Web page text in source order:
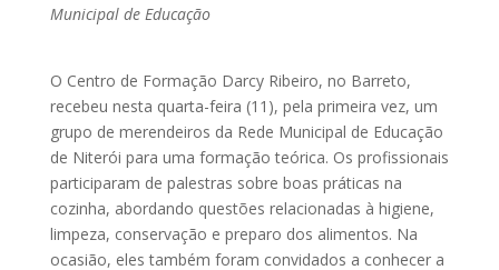
Municipal de Educação
O Centro de Formação Darcy Ribeiro, no Barreto,
recebeu nesta quarta-feira (11), pela primeira vez, um
grupo de merendeiros da Rede Municipal de Educação
de Niterói para uma formação teórica. Os profissionais
participaram de palestras sobre boas práticas na
cozinha, abordando questões relacionadas à higiene,
limpeza, conservação e preparo dos alimentos. Na
ocasião, eles também foram convidados a conhecer a